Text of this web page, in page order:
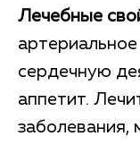
Лечебные
сердечную
аппетит.
заболевания,